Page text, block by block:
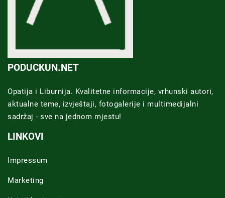
PODUCKUN.NET
Opatija i Liburnija. Kvalitetne informacije, vrhunski autori,
aktualne teme, izvještaji, fotogalerije i multimedijalni
sadržaj - sve na jednom mjestu!
LINKOVI
Impressum
Marketing